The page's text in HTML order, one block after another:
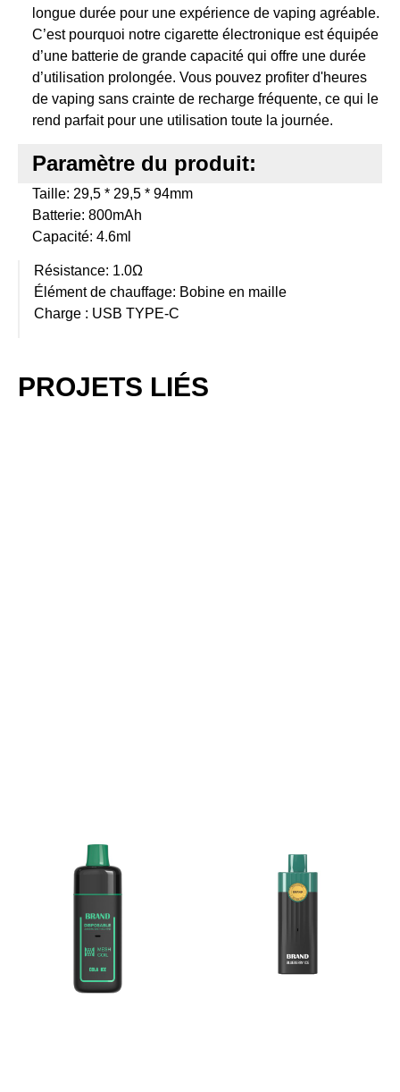
longue durée pour une expérience de vaping agréable.
C’est pourquoi notre cigarette électronique est équipée
d’une batterie de grande capacité qui offre une durée
d’utilisation prolongée. Vous pouvez profiter d'heures
de vaping sans crainte de recharge fréquente, ce qui le
rend parfait pour une utilisation toute la journée.
Paramètre du produit:
Taille: 29,5 * 29,5 * 94mm
Batterie: 800mAh
Capacité: 4.6ml
Résistance: 1.0Ω
Élément de chauffage: Bobine en maille
Charge : USB TYPE-C
PROJETS LIÉS